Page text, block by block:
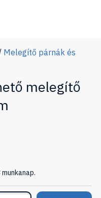
Melegítő párnák és
melegítő